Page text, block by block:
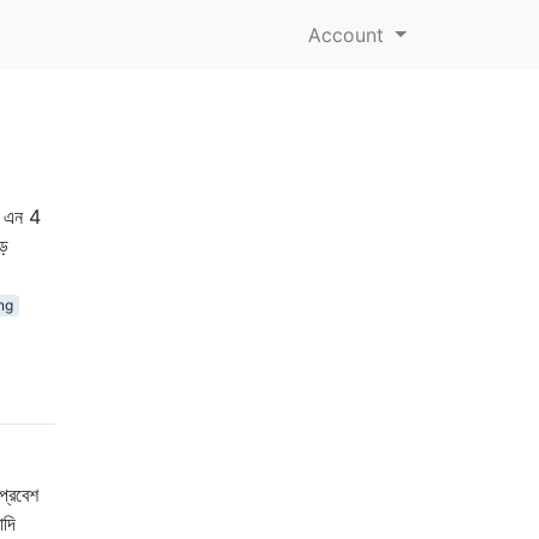
Account
এন 4